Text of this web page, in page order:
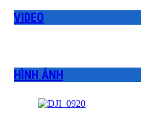
VIDEO
HÌNH ẢNH